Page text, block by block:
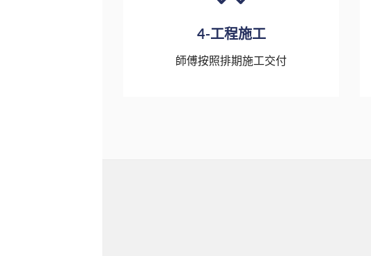
4-工程施工
師傅按照排期施工交付